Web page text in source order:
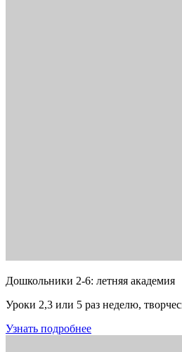
Дошкольники 2-6: летняя академия
Уроки 2,3 или 5 раз неделю,
Узнать подробнее